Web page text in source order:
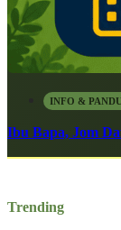
INFO &
Ibu Bapa, Jom
Trending